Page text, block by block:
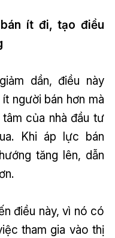
ít đi, tạo điều
dần, điều này
người bán hơn mà
của nhà đầu tư
Khi áp lực bán
tăng lên, dẫn
điều này, vì nó có
tham gia vào thị